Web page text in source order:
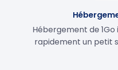
Hébergement de
rapidement un petit